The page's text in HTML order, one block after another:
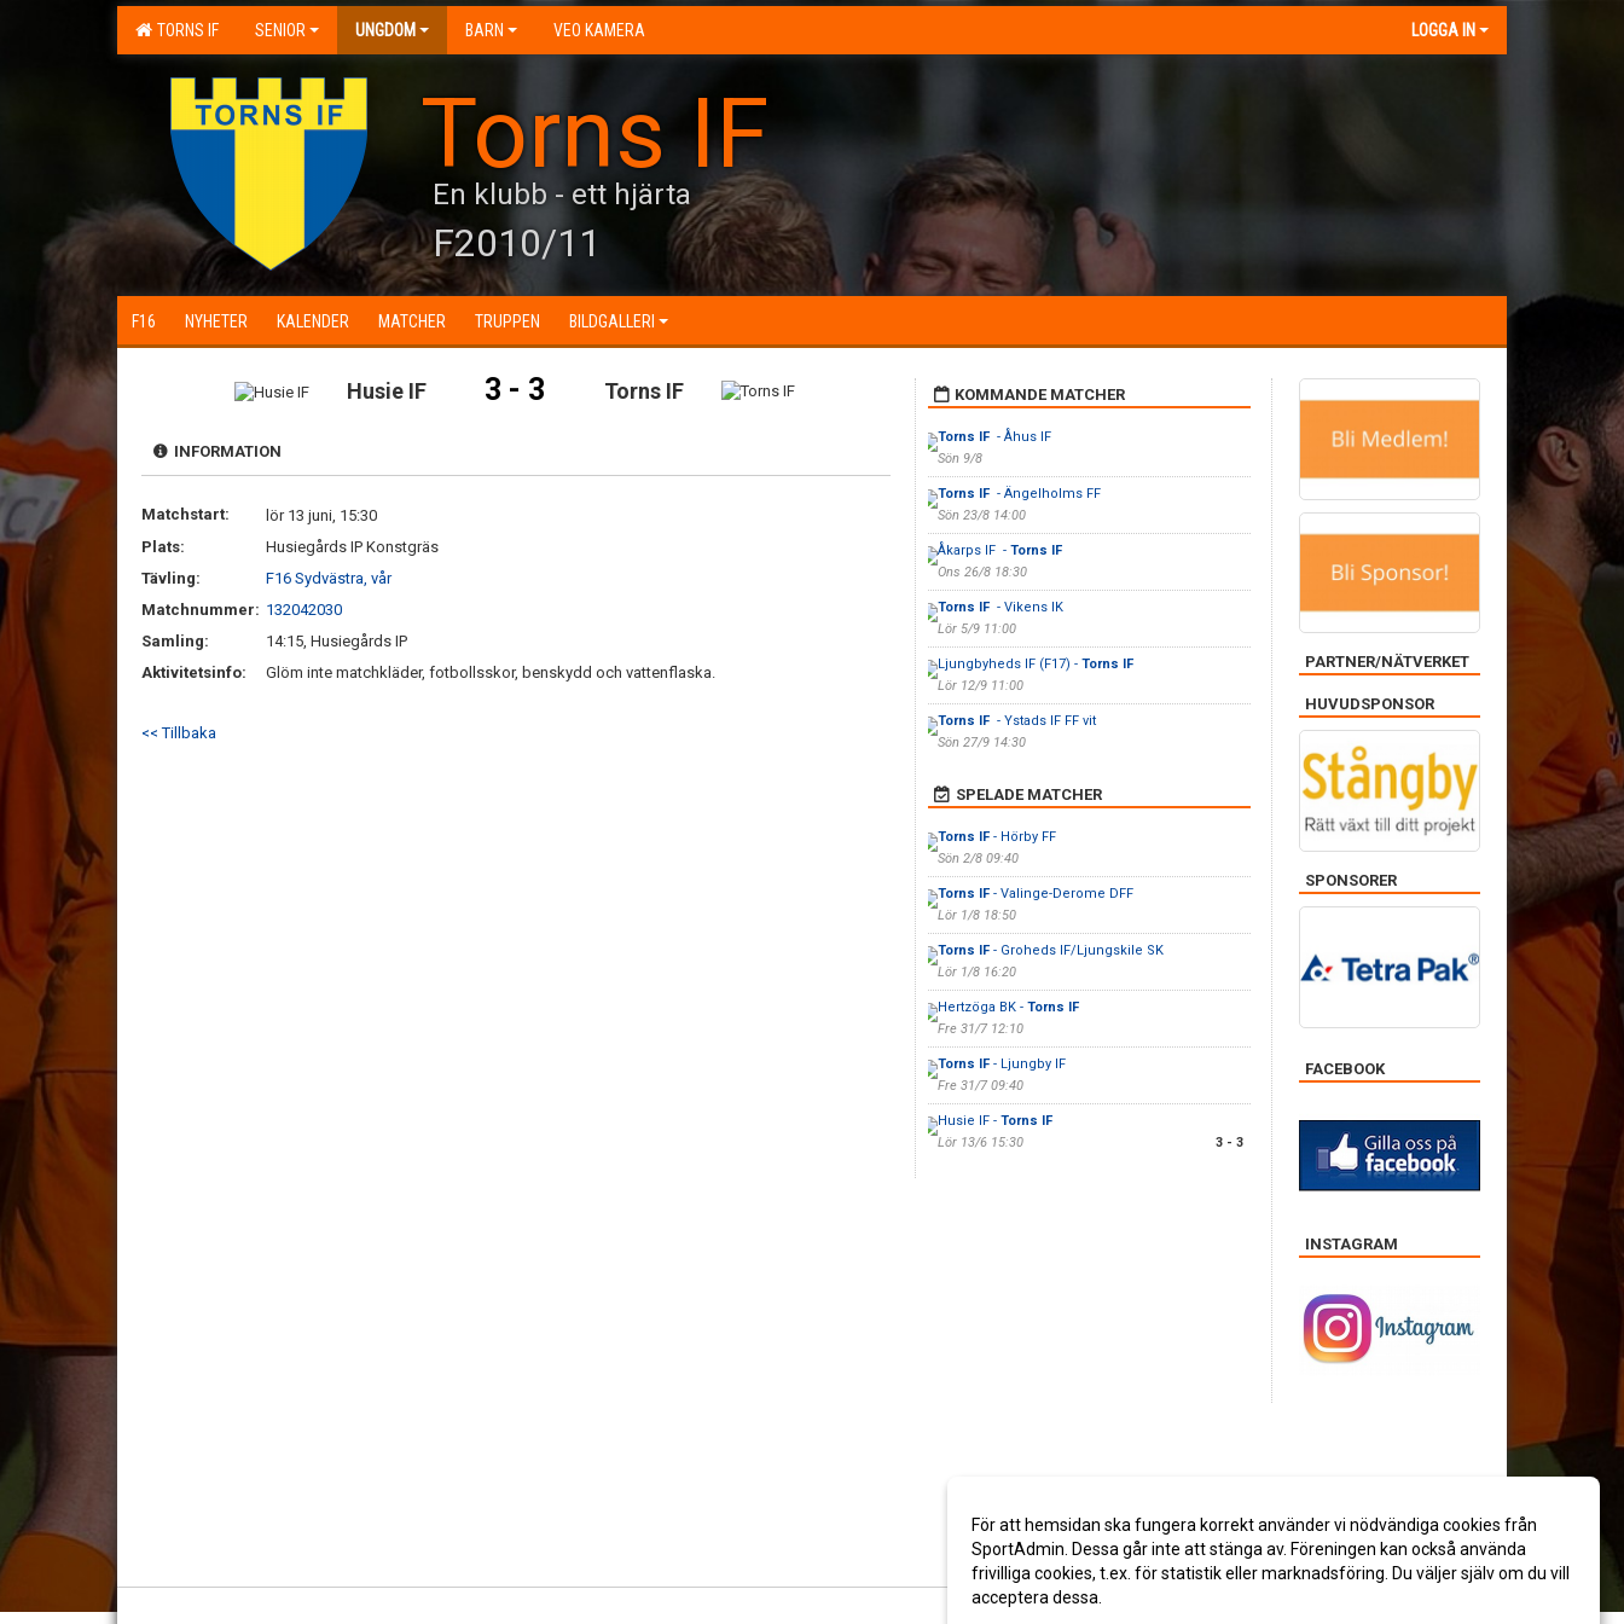
TORNS IF SENIOR UNGDOM BARN VEO KAMERA LOGGA IN
Torns IF
En klubb - ett hjärta
F2010/11
F16 NYHETER KALENDER MATCHER TRUPPEN BILDGALLERI
Husie IF 3 - 3 Torns IF
INFORMATION
Matchstart:
lör 13 juni, 15:30
Plats:
Husiegårds IP Konstgräs
Tävling:
F16 Sydvästra, vår
Matchnummer: 132042030
Samling:
14:15, Husiegårds IP
Aktivitetsinfo:
Glöm inte matchkläder, fotbollsskor, benskydd och vattenflaska.
<< Tillbaka
KOMMANDE MATCHER
Torns IF - Åhus IF
Sön 9/8
Torns IF - Ängelholms FF
Sön 23/8 14:00
Åkarps IF - Torns IF
Ons 26/8 18:30
Torns IF - Vikens IK
Lör 5/9 11:00
Ljungbyheds IF (F17) - Torns IF
Lör 12/9 11:00
Torns IF - Ystads IF FF vit
Sön 27/9 14:30
SPELADE MATCHER
Torns IF- Hörby FF
Sön 2/8 09:40
Torns IF- Valinge-Derome DFF
Lör 1/8 18:50
Torns IF- Groheds IF/Ljungskile SK
Lör 1/8 16:20
Hertzöga BK - Torns IF
Fre 31/7 12:10
Torns IF- Ljungby IF
Fre 31/7 09:40
Husie IF - Torns IF
Lör 13/6 15:30
3 - 3
PARTNER/NÄTVERKET
HUVUDSPONSOR
SPONSORER
FACEBOOK
INSTAGRAM
För att hemsidan ska fungera korrekt använder vi nödvändiga cookies från
SportAdmin. Dessa går inte att stänga av. Föreningen kan också använda
frivilliga cookies, t.ex. för statistik eller marknadsföring. Du väljer själv om du vill
acceptera dessa.